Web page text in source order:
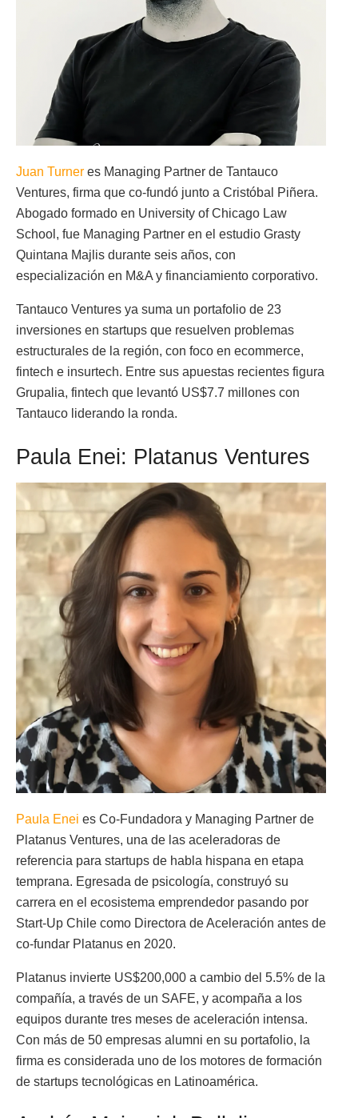
Juan Turner es Managing Partner de Tantauco
Ventures, firma que co-fundó junto a Cristóbal Piñera.
Abogado formado en University of Chicago Law
School, fue Managing Partner en el estudio Grasty
Quintana Majlis durante seis años, con
especialización en M&A y financiamiento corporativo.
Tantauco Ventures ya suma un portafolio de 23
inversiones en startups que resuelven problemas
estructurales de la región, con foco en ecommerce,
fintech e insurtech. Entre sus apuestas recientes figura
Grupalia, fintech que levantó US$7.7 millones con
Tantauco liderando la ronda.
Paula Enei: Platanus Ventures
Paula Enei es Co-Fundadora y Managing Partner de
Platanus Ventures, una de las aceleradoras de
referencia para startups de habla hispana en etapa
temprana. Egresada de psicología, construyó su
carrera en el ecosistema emprendedor pasando por
Start-Up Chile como Directora de Aceleración antes de
co-fundar Platanus en 2020.
Platanus invierte US$200,000 a cambio del 5.5% de la
compañía, a través de un SAFE, y acompaña a los
equipos durante tres meses de aceleración intensa.
Con más de 50 empresas alumni en su portafolio, la
firma es considerada uno de los motores de formación
de startups tecnológicas en Latinoamérica.